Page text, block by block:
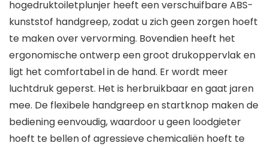
hogedruktoiletplunjer heeft een verschuifbare ABS-
kunststof handgreep, zodat u zich geen zorgen hoeft
te maken over vervorming. Bovendien heeft het
ergonomische ontwerp een groot drukoppervlak en
ligt het comfortabel in de hand. Er wordt meer
luchtdruk geperst. Het is herbruikbaar en gaat jaren
mee. De flexibele handgreep en startknop maken de
bediening eenvoudig, waardoor u geen loodgieter
hoeft te bellen of agressieve chemicaliën hoeft te